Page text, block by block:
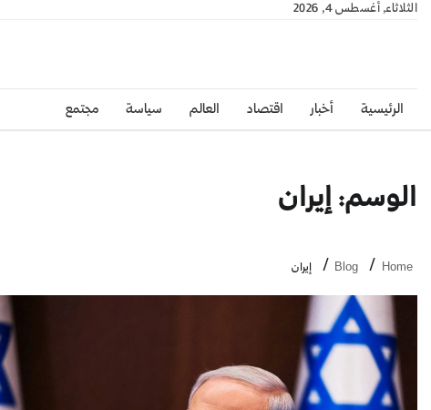
الثلاثاء, أغسطس 4, 2026
الرئيسية أخبار اقتصاد العالم سياسة مجتمع
الوسم:إيران
Home
Blog إيران